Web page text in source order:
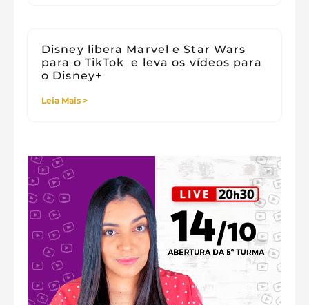
Disney libera Marvel e Star Wars
para o TikTok e leva os vídeos para
o Disney+
Leia Mais >